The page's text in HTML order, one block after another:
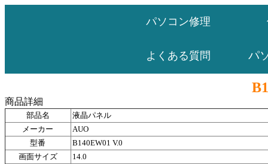
パソコン修理
よくある質問 パ
商品詳細
部品名
液晶パネル
メーカー
AUO
型番
B140EW01 V.0
画面サイズ
14.0